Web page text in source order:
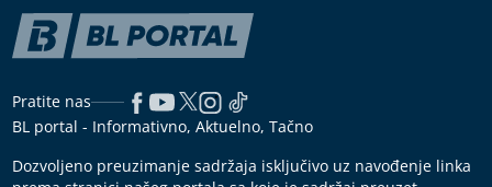
Pratite nas
BL portal - Informativno, Aktuelno, Tačno
Dozvoljeno preuzimanje sadržaja isključivo uz navođenje linka